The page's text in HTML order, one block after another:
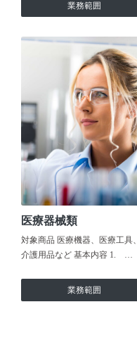
業務範囲
医療器械類
対象商品 医療機器、医療工具、
介護用品など 基本内容 1. …
業務範囲